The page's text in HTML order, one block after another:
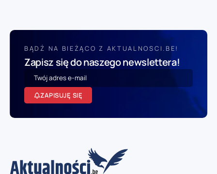
BĄDŹ NA BIEŻĄCO Z AKTUALNOSCI.BE!
Zapisz się do naszego newslettera!
ZAPISUJĘ SIĘ